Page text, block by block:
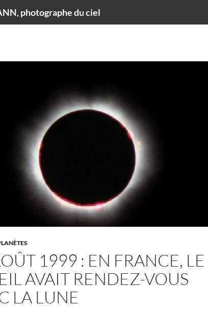
photographe du ciel
1999 : EN FRANCE, LE
AVAIT RENDEZ-VOUS
LA LUNE